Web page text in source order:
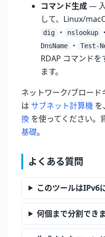
コマンド生成—
して、Linux/
dig ・ nslookup ・
DnsName
・ Test-
RDAP コマンド
ます。
ネットワーク/ブロー
は サブネット計算機 を
換 を使ってください。
基礎。
よくある質問
このツールはIPv6
何個まで分割でき